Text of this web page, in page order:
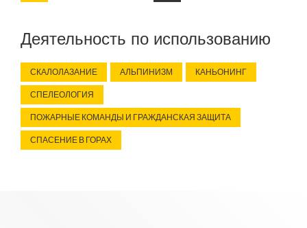
Деятельность по использованию
СКАЛОЛАЗАНИЕ АЛЬПИНИЗМ КАНЬОНИНГ
СПЕЛЕОЛОГИЯ
ПОЖАРНЫЕ КОМАНДЫ И ГРАЖДАНСКАЯ ЗАЩИТА
СПАСЕНИЕ В ГОРАХ